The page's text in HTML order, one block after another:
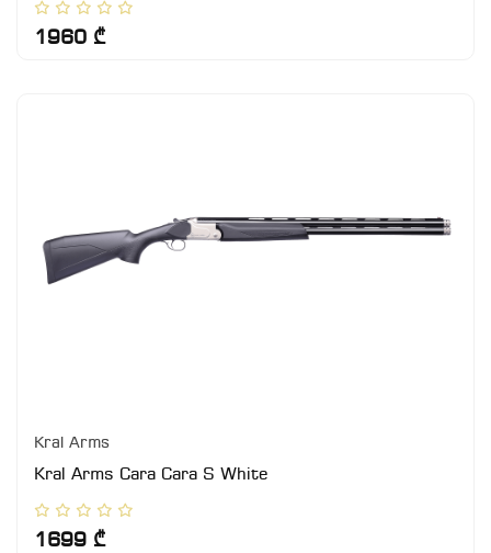
1960 ₾
Kral Arms
Kral Arms Cara Cara S White
1699 ₾